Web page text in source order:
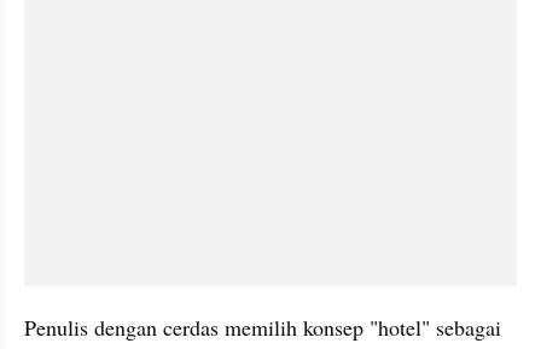
Penulis dengan cerdas memilih konsep "hotel" sebagai